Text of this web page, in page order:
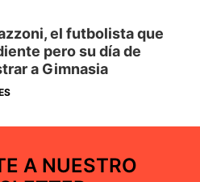
el futbolista que
pero su día de
a Gimnasia
A NUESTRO